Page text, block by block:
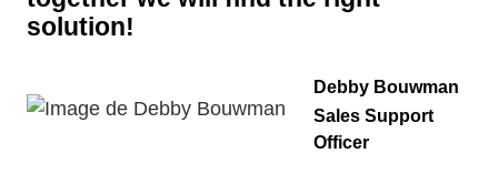
solution!
Debby Bouwman
Sales Support
Officer